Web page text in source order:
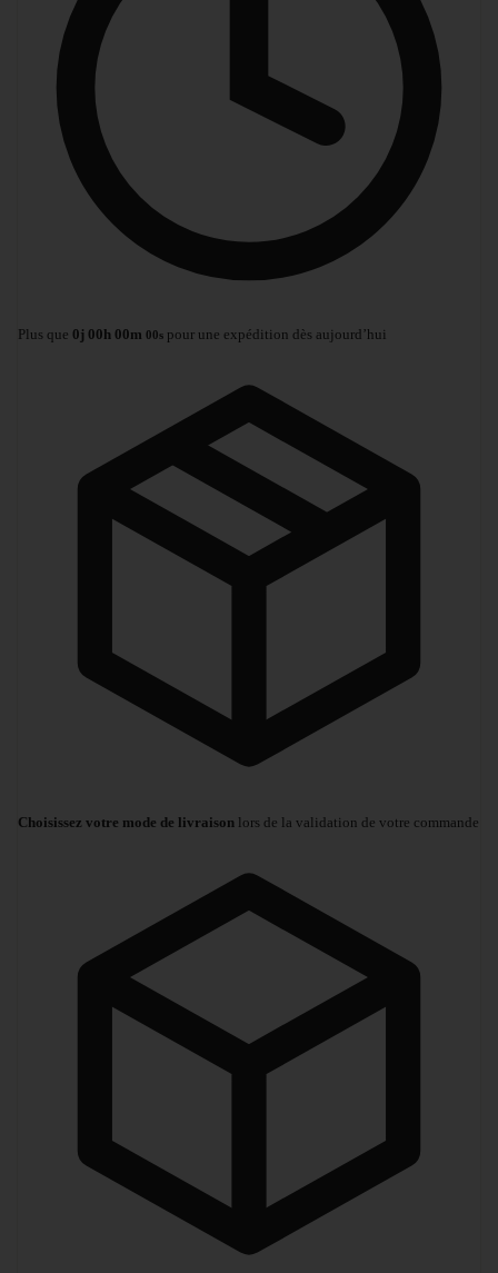
Plus que 0j 00h 00m 00s pour une expédition dès aujourd’hui
Choisissez votre mode de livraison lors de la validation de votre commande